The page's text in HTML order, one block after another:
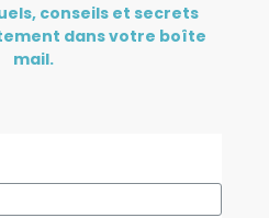
conseils et secrets
dans votre boîte
mail.